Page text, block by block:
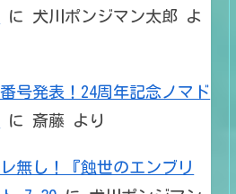
に 犬川ポンジマン太郎 よ
番号発表！24周年記念ノマド
に斎藤 より
レ無し！『蝕世のエンブリ